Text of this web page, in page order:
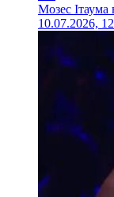
Мозес
10.07.2026,